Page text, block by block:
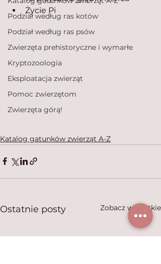
Podział według ras kotów
Podział według ras psów
Zwierzęta prehistoryczne i wymarłe
Kryptozoologia
Eksploatacja zwierząt
Pomoc zwierzętom
Zwierzęta górą!
Życie Pi
Katalog gatunków zwierząt A-Z
Ostatnie posty Zobacz wszystkie